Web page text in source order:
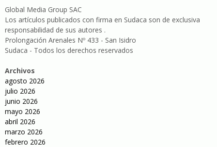
Global Media Group SAC
Los artículos publicados con firma en Sudaca son de exclusiva
responsabilidad de sus autores .
Prolongación Arenales Nº 433 - San Isidro
Sudaca - Todos los derechos reservados
Archivos
agosto 2026
julio 2026
junio 2026
mayo 2026
abril 2026
marzo 2026
febrero 2026